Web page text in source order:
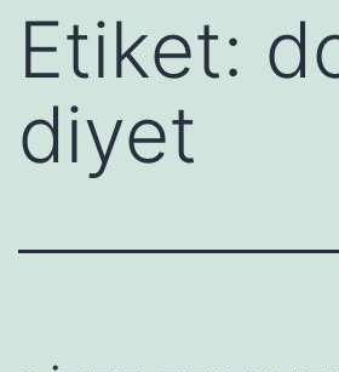
Etiket:
diyet